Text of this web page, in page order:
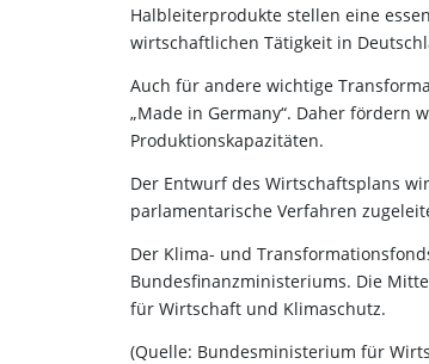
Halbleiterprodukte stellen eine
wirtschaftlichen Tätigkeit in
Auch für andere wichtige
„Made in Germany“. Daher fördern
Produktionskapazitäten.
Der Entwurf des Wirtschaftsplans
parlamentarische Verfahren
Der Klima- und
Bundesfinanzministeriums. Die
für Wirtschaft und Klimaschutz.
(Quelle: Bundesministerium für